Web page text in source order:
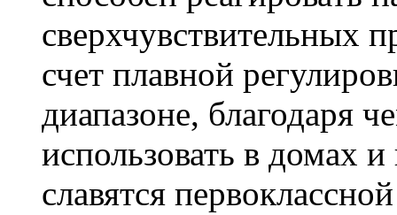
сверхчувствительных
счет плавной
диапазоне, благодаря
использовать в домах
славятся